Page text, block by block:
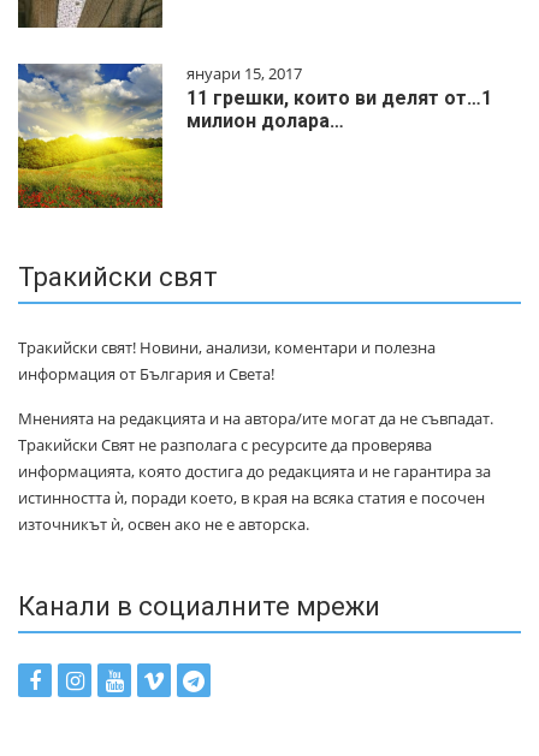
януари 15, 2017
11 грешки, които ви делят от…1
милиoн дoлapa…
Тракийски свят
Тракийски свят! Новини, анализи, коментари и полезна
информация от България и Света!
Мненията на редакцията и на автора/ите могат да не съвпадат.
Тракийски Свят не разполага с ресурсите да проверява
информацията, която достига до редакцията и не гарантира за
истинността ѝ, поради което, в края на всяка статия е посочен
източникът ѝ, освен ако не е авторска.
Канали в социалните мрежи